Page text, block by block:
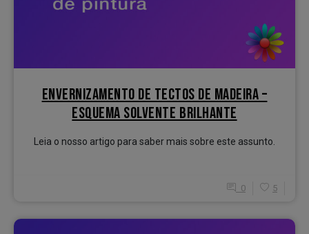
ENVERNIZAMENTO DE TECTOS DE MADEIRA –
ESQUEMA SOLVENTE BRILHANTE
Leia o nosso artigo para saber mais sobre este assunto.
0 5